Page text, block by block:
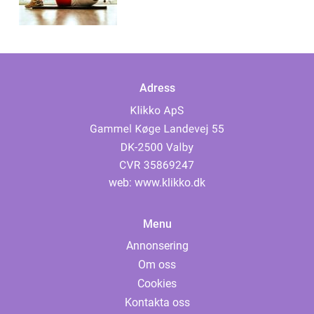
Adress
web: www.klikko.dk
Menu
Annonsering
Om oss
Cookies
Kontakta oss